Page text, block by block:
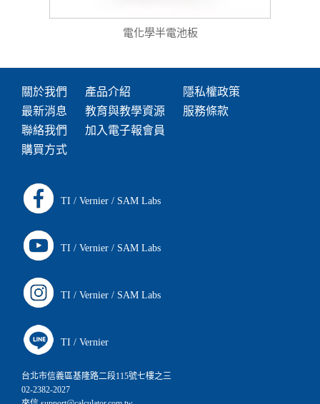
電化學半電池板
關於我們
最新消息
聯絡我們
購買方式
產品介紹
教育與教學資源
加入電子報會員
隱私權政策
服務條款
TI / Vernier / SAM Labs
TI / Vernier / SAM Labs
TI / Vernier / SAM Labs
TI / Vernier
台北市信義區基隆路二段115號七樓之三
02-2382-2027